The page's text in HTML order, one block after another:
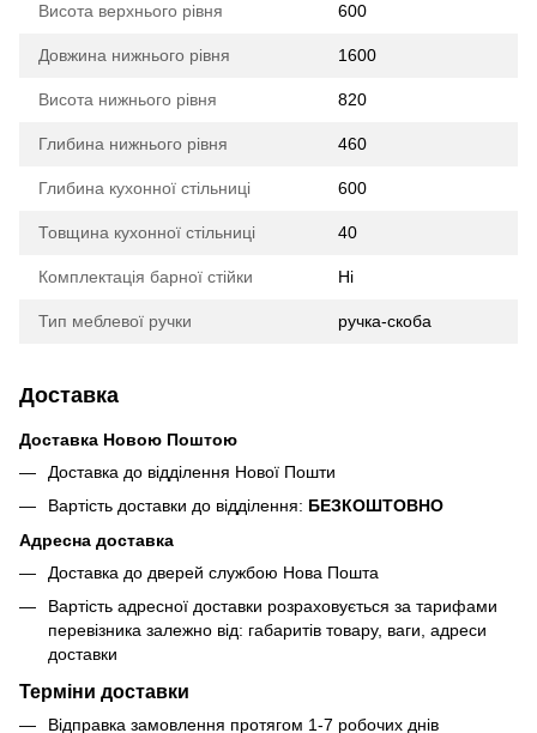
Висота верхнього рівня 600
Довжина нижнього рівня 1600
Висота нижнього рівня 820
Глибина нижнього рівня 460
Глибина кухонної стільниці 600
Товщина кухонної стільниці 40
Комплектація барної стійки Ні
Тип меблевої ручки ручка-скоба
Доставка
Доставка Новою Поштою
Доставка до відділення Нової Пошти
Вартість доставки до відділення: БЕЗКОШТОВНО
Адресна доставка
Доставка до дверей службою Нова Пошта
Вартість адресної доставки розраховується за тарифами
перевізника залежно від: габаритів товару, ваги, адреси
доставки
Терміни доставки
Відправка замовлення протягом 1-7 робочих днів